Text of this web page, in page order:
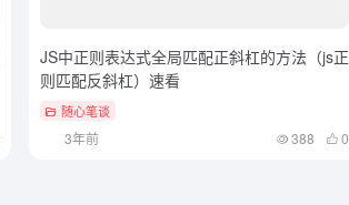
JS中正则表达式全局匹配正斜杠的方法（js正
则匹配反斜杠）速看
随心笔谈
3年前 388 0